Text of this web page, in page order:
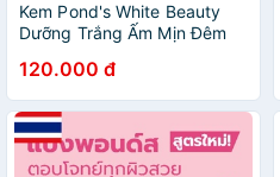
Kem Pond's White Beauty
Dưỡng Trắng Ấm Mịn Đêm
120.000 đ